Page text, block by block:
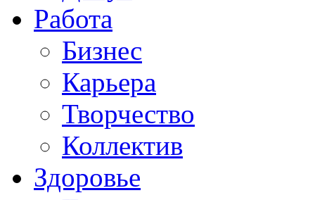
Работа
Бизнес
Карьера
Творчество
Коллектив
Здоровье